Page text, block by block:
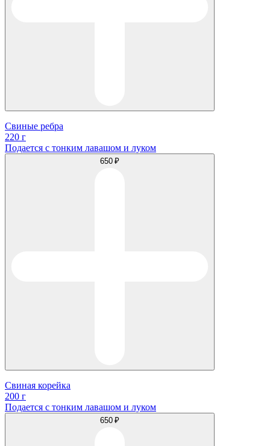
Свиные ребра
220 г
Подается с тонким лавашом и луком
650 ₽
Свиная корейка
200 г
Подается с тонким лавашом и луком
650 ₽